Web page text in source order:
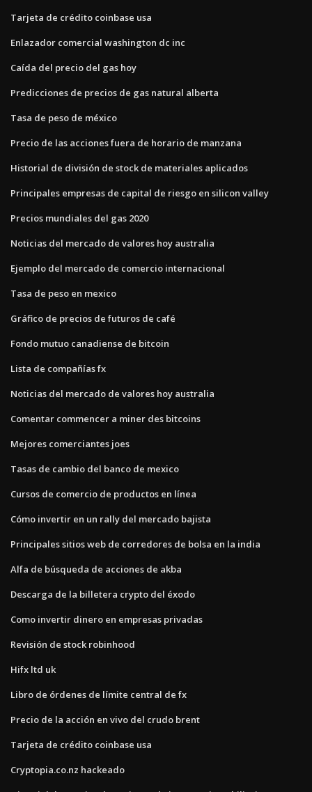
Tarjeta de crédito coinbase usa
Enlazador comercial washington dc inc
Caída del precio del gas hoy
Predicciones de precios de gas natural alberta
Tasa de peso de méxico
Precio de las acciones fuera de horario de manzana
Historial de división de stock de materiales aplicados
Principales empresas de capital de riesgo en silicon valley
Precios mundiales del gas 2020
Noticias del mercado de valores hoy australia
Ejemplo del mercado de comercio internacional
Tasa de peso en mexico
Gráfico de precios de futuros de café
Fondo mutuo canadiense de bitcoin
Lista de compañías fx
Noticias del mercado de valores hoy australia
Comentar commencer a miner des bitcoins
Mejores comerciantes joes
Tasas de cambio del banco de mexico
Cursos de comercio de productos en línea
Cómo invertir en un rally del mercado bajista
Principales sitios web de corredores de bolsa en la india
Alfa de búsqueda de acciones de akba
Descarga de la billetera crypto del éxodo
Como invertir dinero en empresas privadas
Revisión de stock robinhood
Hifx ltd uk
Libro de órdenes de límite central de fx
Precio de la acción en vivo del crudo brent
Tarjeta de crédito coinbase usa
Cryptopia.co.nz hackeado